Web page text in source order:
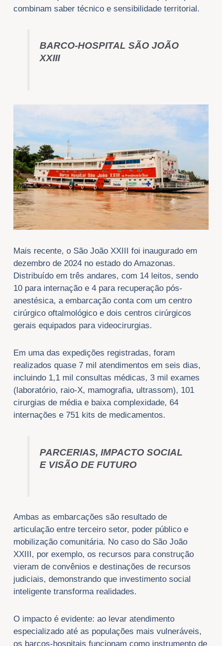
combinam saber técnico e sensibilidade territorial.
BARCO-HOSPITAL SÃO JOÃO
XXIII
Mais recente, o São João XXIII foi inaugurado em
dezembro de 2024 no estado do Amazonas.
Distribuído em três andares, com 14 leitos, sendo
10 para internação e 4 para recuperação pós-
anestésica, a embarcação conta com um centro
cirúrgico oftalmológico e dois centros cirúrgicos
gerais equipados para videocirurgias.
Em uma das expedições registradas, foram
realizados quase 7 mil atendimentos em seis dias,
incluindo 1,1 mil consultas médicas, 3 mil exames
(laboratório, raio-X, mamografia, ultrassom), 101
cirurgias de média e baixa complexidade, 64
internações e 751 kits de medicamentos.
PARCERIAS, IMPACTO SOCIAL
E VISÃO DE FUTURO
Ambas as embarcações são resultado de
articulação entre terceiro setor, poder público e
mobilização comunitária. No caso do São João
XXIII, por exemplo, os recursos para construção
vieram de convênios e destinações de recursos
judiciais, demonstrando que investimento social
inteligente transforma realidades.
O impacto é evidente: ao levar atendimento
especializado até as populações mais vulneráveis,
os barcos-hospitais funcionam como instrumento de